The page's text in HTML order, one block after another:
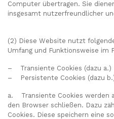
Computer übertragen. Sie
insgesamt nutzerfreundlicher
(2) Diese Website nutzt
Umfang und Funktionsweise im
– Transiente Cookies (dazu a.)
– Persistente Cookies (dazu
a. Transiente Cookies werden
den Browser schließen. Dazu
Cookies. Diese speichern eine